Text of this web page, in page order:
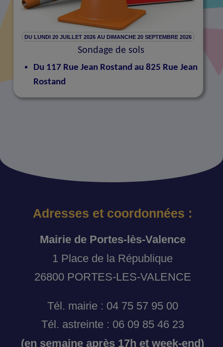
DU LUNDI 20 JUILLET 2026 AU DIMANCHE 20 SEPTEMBRE 2026
Sondage de sols
Du 117 Rue Jean Rostand au 825 Rue Jean
Rostand
Adresses et coordonnées :
Mairie de Portes-lès-Valence
1 Place de la République
26800 PORTES-LES-VALENCE
Tél. mairie : 04 75 57 95 00
Tél. astreinte : 06 09 85 46 23
(en semaine après 17h et week-end)